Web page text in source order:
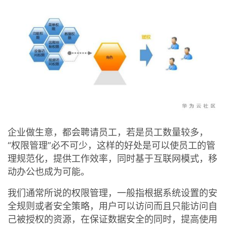
子
直
播
的
活
动
我
的
关
注
我
的
开
我
的
我
企业做生意，都会聘请员工，若是员工数量较多，
“权限管理”必不可少，这样的好处是可以使员工的管
理规范化，提供工作效率，同时基于互联网模式，移
动办公也成为可能。
我们通常所说的权限管理，一般指根据系统设置的安
全规则或者安全策略，用户可以访问而且只能访问自
己被授权的资源，在保证数据安全的同时，提高使用